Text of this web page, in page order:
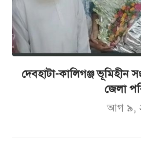
দেবহাটা-কালিগঞ্জ ভূমিহীন
জেলা
আগ ৯,